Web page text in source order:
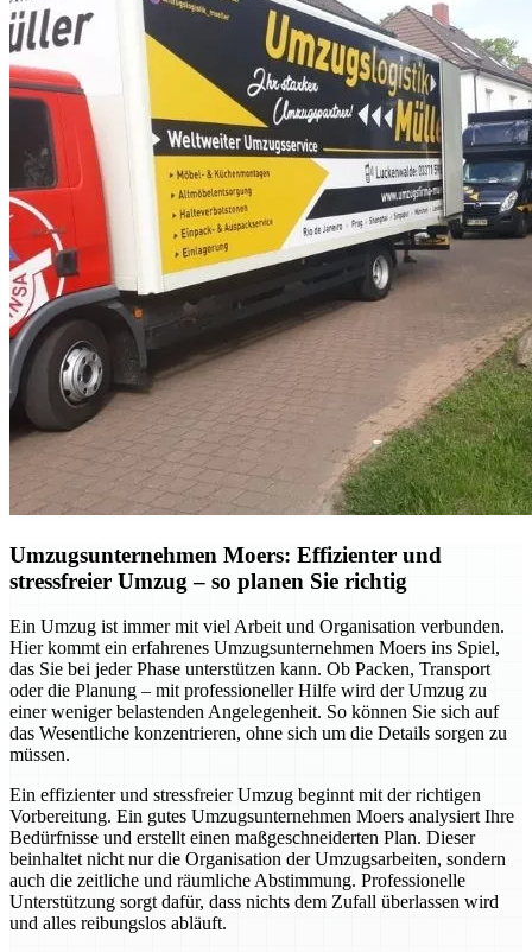
Umzugsunternehmen Moers: Effizienter und
stressfreier Umzug – so planen Sie richtig
Ein Umzug ist immer mit viel Arbeit und Organisation verbunden.
Hier kommt ein erfahrenes Umzugsunternehmen Moers ins Spiel,
das Sie bei jeder Phase unterstützen kann. Ob Packen, Transport
oder die Planung – mit professioneller Hilfe wird der Umzug zu
einer weniger belastenden Angelegenheit. So können Sie sich auf
das Wesentliche konzentrieren, ohne sich um die Details sorgen zu
müssen.
Ein effizienter und stressfreier Umzug beginnt mit der richtigen
Vorbereitung. Ein gutes Umzugsunternehmen Moers analysiert Ihre
Bedürfnisse und erstellt einen maßgeschneiderten Plan. Dieser
beinhaltet nicht nur die Organisation der Umzugsarbeiten, sondern
auch die zeitliche und räumliche Abstimmung. Professionelle
Unterstützung sorgt dafür, dass nichts dem Zufall überlassen wird
und alles reibungslos abläuft.